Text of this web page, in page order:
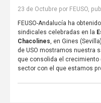
23 de Octubre por FEUSO,
FEUSO-Andalucía ha
sindicales celebradas en la
Chacolines, en Gines
de USO mostramos nuestra
que consolida el crecimiento
sector con el que estamos